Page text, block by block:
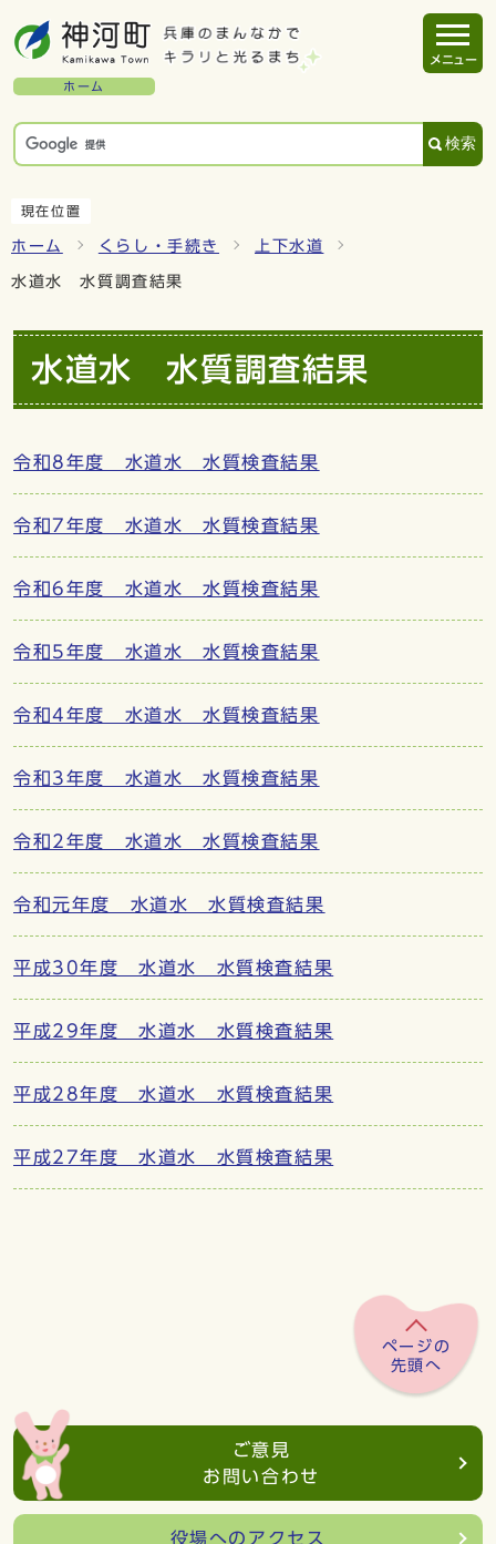
ホーム
検索
メニュー
現在位置
ホーム くらし・手続き 上下水道
水道水 水質調査結果
水道水 水質調査結果
令和8年度 水道水 水質検査結果
令和7年度 水道水 水質検査結果
令和6年度 水道水 水質検査結果
令和5年度 水道水 水質検査結果
令和4年度 水道水 水質検査結果
令和3年度 水道水 水質検査結果
令和2年度 水道水 水質検査結果
令和元年度 水道水 水質検査結果
平成30年度 水道水 水質検査結果
平成29年度 水道水 水質検査結果
平成28年度 水道水 水質検査結果
平成27年度 水道水 水質検査結果
ページの
先頭へ
ご意見
お問い合わせ
役場へのアクセス